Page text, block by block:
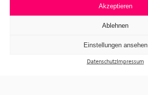
Akzeptieren
Ablehnen
Einstellungen ansehen
DatenschutzImpressum